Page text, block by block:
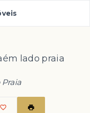
lado praia